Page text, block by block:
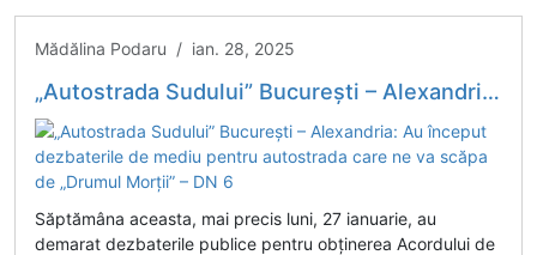
Mădălina Podaru / ian. 28, 2025
„Autostrada Sudului” București – Alexandria: Au început dezbaterile de mediu pentru autostrada care ne va scăpa de „Drumul Morții” – DN 6
Săptămâna aceasta, mai precis luni, 27 ianuarie, au
demarat dezbaterile publice pentru obținerea Acordului de